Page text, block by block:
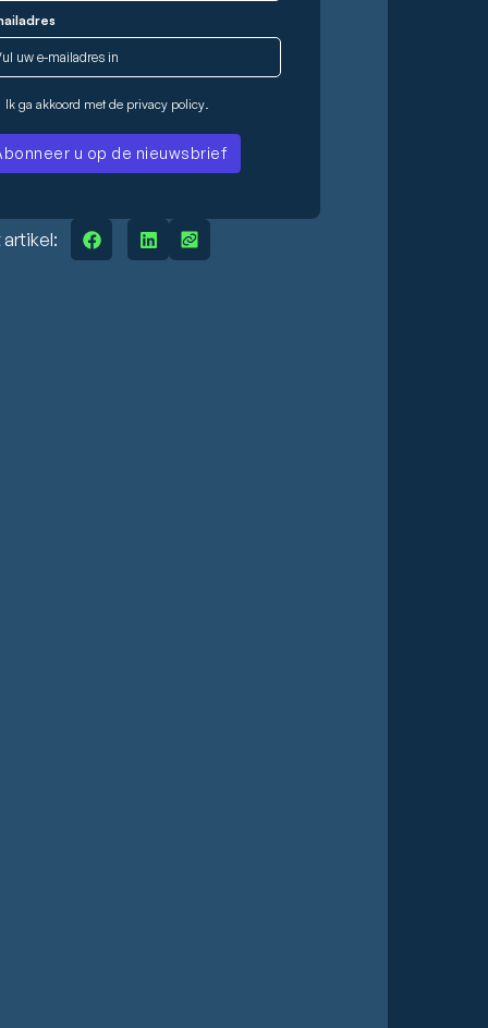
Ik ga akkoord met de privacy policy.